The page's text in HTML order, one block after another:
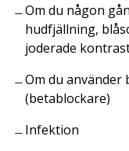
Om du någon
hudfjällning,
joderade
Om du använder
(betablockare)
Infektion